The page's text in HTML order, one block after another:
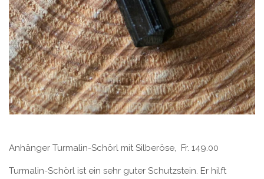
Anhänger Turmalin-Schörl mit Silberöse, Fr. 149.00
Turmalin-Schörl ist ein sehr guter Schutzstein. Er hilft